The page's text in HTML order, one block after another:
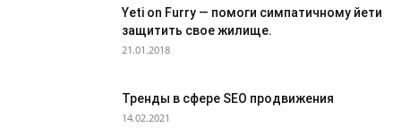
Yeti on Furry — помоги симпатичному йети
защитить свое жилище.
21.01.2018
Тренды в сфере SEO продвижения
14.02.2021